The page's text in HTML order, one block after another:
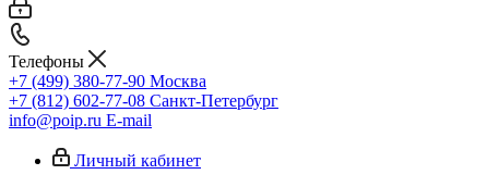
Телефоны
+7 (499) 380-77-90 Москва
+7 (812) 602-77-08 Санкт-Петербург
info@poip.ru E-mail
Личный кабинет